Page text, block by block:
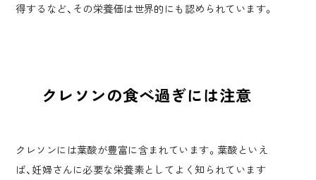
得するなど、その栄養価は世界的にも認められています。
クレソンの食べ過ぎには注意
クレソンには葉酸が豊富に含まれています。葉酸といえ
ば、妊婦さんに必要な栄養素としてよく知られています